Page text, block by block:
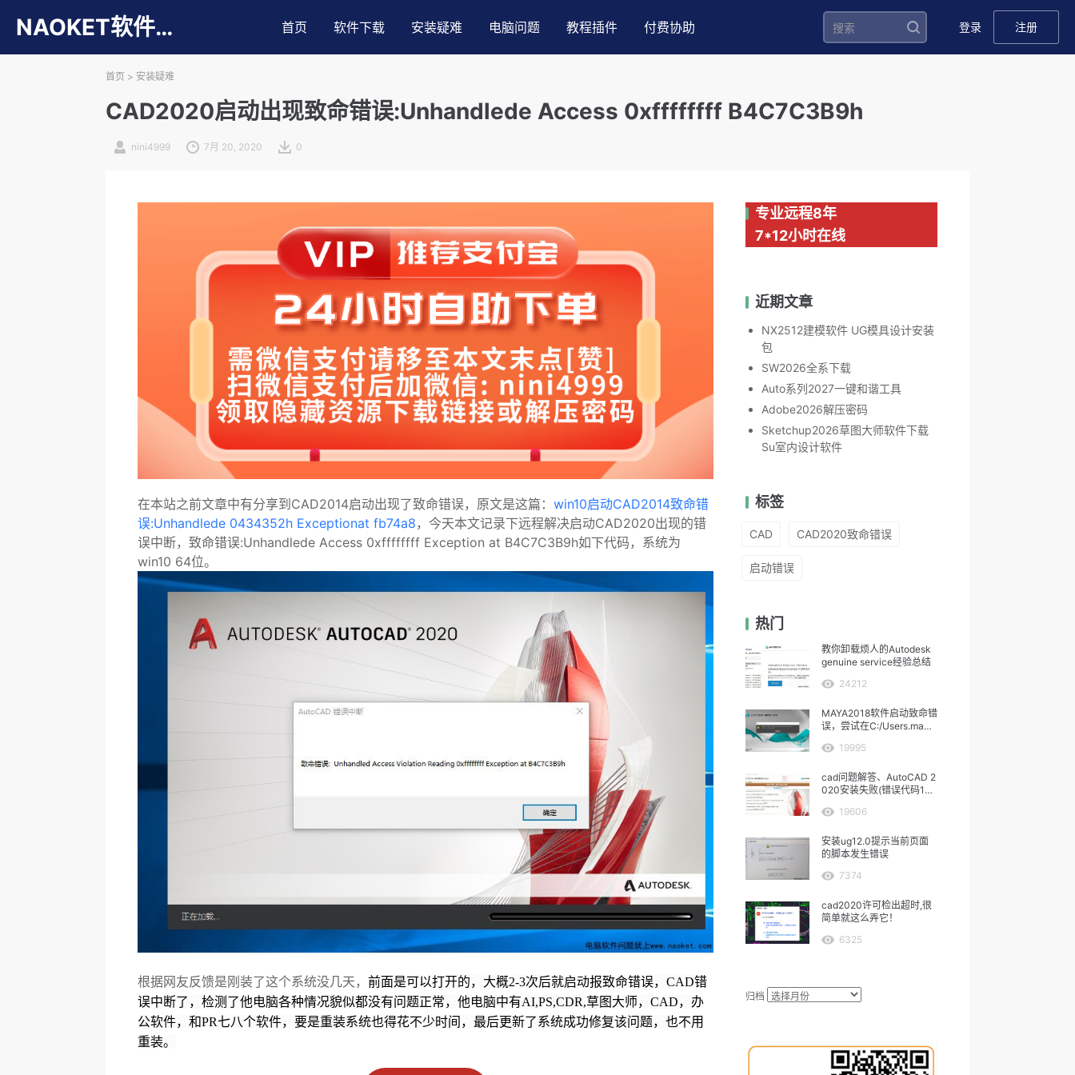
NAOKET软件库 首页 软件下载 安装疑难 电脑问题 教程插件 付费协助 登录 注册
首页 > 安装疑难
CAD2020启动出现致命错误:Unhandlede Access 0xffffffff B4C7C3B9h
nini4999 7月 20, 2020 0
在本站之前文章中有分享到CAD2014启动出现了致命错误，原文是这篇： win10启动CAD2014致命错
误:Unhandlede 0434352h Exceptionat fb74a8 ， 今天本文记录下远程解决启动CAD2020出现的错
误中断， 致命错误:Unhandlede Access 0xffffffff Exception at B4C7C3B9h如下代码，系统为
win10 64位。
根据网友反馈是刚装了这个系统没几天， 前面是可以打开的，大概2-3次后就启动报致命错误，CAD错
误中断了，检测了他电脑各种情况貌似都没有问题正常，他电脑中有AI,PS,CDR,草图大师，CAD，办
公软件，和PR七八个软件，要是重装系统也得花不少时间，最后更新了系统成功修复该问题，也不用
重装。
专业远程8年
7*12小时在线
近期文章
NX2512建模软件 UG模具设计安装
包
SW2026全系下载
Auto系列2027一键和谐工具
Adobe2026解压密码
Sketchup2026草图大师软件下载
Su室内设计软件
标签
CAD CAD2020致命错误
启动错误
热门
教你卸载烦人的Autodesk
genuine service经验总结
24212
MAYA2018软件启动致命错
误，尝试在C:/Users.ma中
19995
cad问题解答、AutoCAD 2
020安装失败(错误代码160
19606
安装ug12.0提示当前页面
的脚本发生错误
7374
cad2020许可检出超时,很
简单就这么弄它！
6325
归档